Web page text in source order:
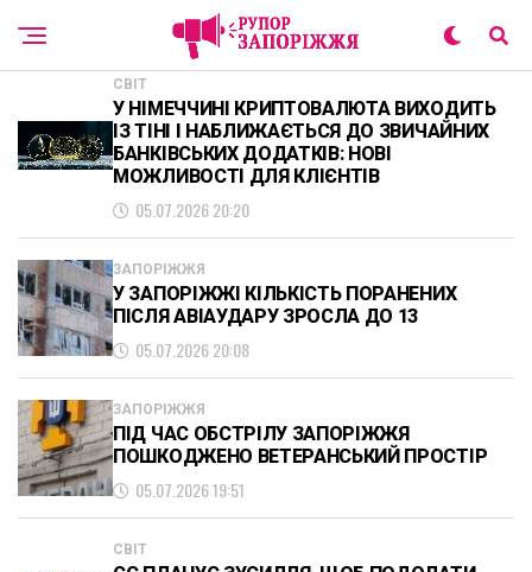
СВІТ
У НІМЕЧЧИНІ КРИПТОВАЛЮТА ВИХОДИТЬ
ІЗ ТІНІ І НАБЛИЖАЄТЬСЯ ДО ЗВИЧАЙНИХ
БАНКІВСЬКИХ ДОДАТКІВ: НОВІ
МОЖЛИВОСТІ ДЛЯ КЛІЄНТІВ
05.07.2026 20:20
ЗАПОРІЖЖЯ
У ЗАПОРІЖЖІ КІЛЬКІСТЬ ПОРАНЕНИХ
ПІСЛЯ АВІАУДАРУ ЗРОСЛА ДО 13
05.07.2026 20:08
ЗАПОРІЖЖЯ
ПІД ЧАС ОБСТРІЛУ ЗАПОРІЖЖЯ
ПОШКОДЖЕНО ВЕТЕРАНСЬКИЙ ПРОСТІР
05.07.2026 19:51
СВІТ